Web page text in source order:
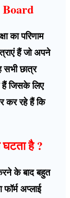
का परिणाम
हैं जो अपने
सभी छात्र
हैं जिसके लिए
कर रहे हैं कि
है ?
करने के बाद बहुत
अप्लाई